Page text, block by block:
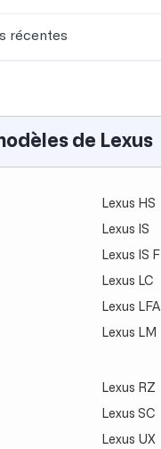
récentes
de Lexus
Lexus HS
Lexus IS
Lexus IS F
Lexus LC
Lexus LFA
Lexus LM
Lexus RZ
Lexus SC
Lexus UX